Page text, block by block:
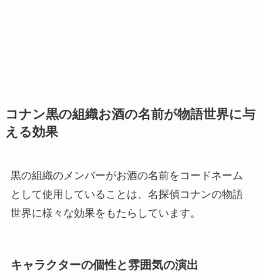
コナン黒の組織お酒の名前が物語世界に与
える効果
黒の組織のメンバーがお酒の名前をコードネーム
として使用していることは、名探偵コナンの物語
世界に様々な効果をもたらしています。
キャラクターの個性と雰囲気の演出